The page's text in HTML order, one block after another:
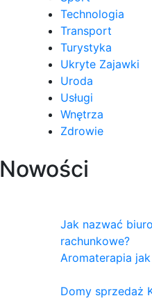
Technologia
Transport
Turystyka
Ukryte Zajawki
Uroda
Usługi
Wnętrza
Zdrowie
Nowości
Jak nazwać biuro
rachunkowe?
Aromaterapia
Domy sprzedaż